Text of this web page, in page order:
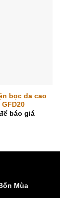
bọc da cao
báo giá
Mùa